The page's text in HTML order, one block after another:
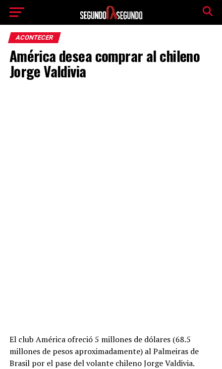
ACONTECER
América desea comprar al chileno
Jorge Valdivia
El club América ofreció 5 millones de dólares (68.5
millones de pesos aproximadamente) al Palmeiras de
Brasil por el pase del volante chileno Jorge Valdivia.